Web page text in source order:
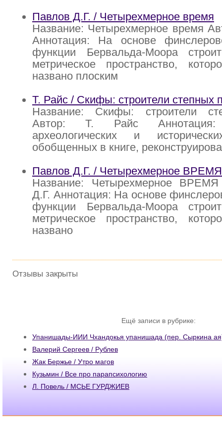
Павлов Д.Г. / Четырехмерное время
Название: Четырехмерное время
Аннотация: На основе
функции Бервальда-Моора
метрическое пространство,
названо плоским
Т. Райс / Скифы: строители степных
Название: Скифы: строители
Автор: Т. Райс
археологических и
обобщенных в книге,
Павлов Д.Г. / Четырехмерное ВРЕМЯ
Название: Четырехмерное
Д.Г. Аннотация: На основе
функции Бервальда-Моора
метрическое пространство,
названо
Отзывы закрыты
Ещё записи в рубрике:
Упанишады-ИИИ Чхандокья упанишада (пер. Сыркина
Валерий Сергеев / Рублев
Жак Бержье / Утро магов
Кузьмин / Все про парапсихологию
Л. Повель / МСЬЕ ГУРДЖИЕВ